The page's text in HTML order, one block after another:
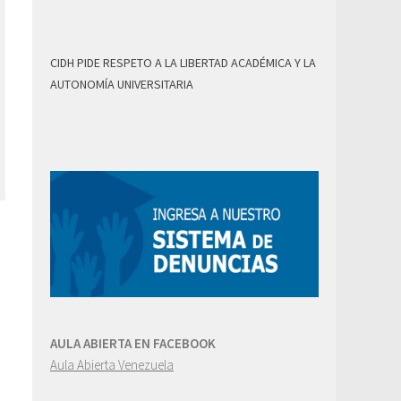
CIDH PIDE RESPETO A LA LIBERTAD ACADÉMICA Y LA
AUTONOMÍA UNIVERSITARIA
AULA ABIERTA EN FACEBOOK
Aula Abierta Venezuela